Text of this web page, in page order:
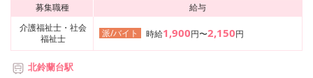
募集職種
給与
介護福祉士・社会
福祉士
派/バイト 時給1,900円〜2,150円
北鈴蘭台駅